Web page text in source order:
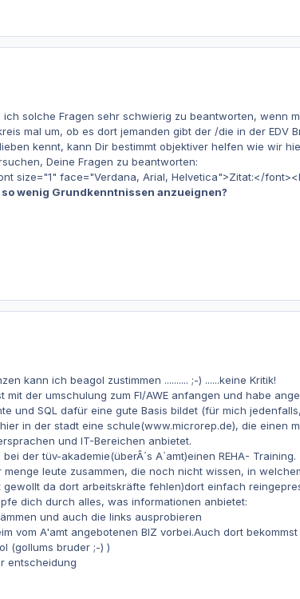
solche Fragen sehr schwierig zu beantworten, wenn
mal um, ob es dort jemanden gibt der /die in der
kennt, kann Dir bestimmt objektiver helfen wie wir
Deine Fragen zu beantworten:
size="1" face="Verdana, Arial, Helvetica">Zitat:</
wenig Grundkenntnissen anzueignen?
kann ich beagol zustimmen .......... ;-) ......keine Kritik!
mit der umschulung zum FI/AWE anfangen und habe
und SQL dafür eine gute Basis bildet (für mich
in der stadt eine schule(www.microrep.de), die einen
und IT-Bereichen anbietet.
der tüv-akademie(überÂ´s A`amt)einen REHA- Training.
menge leute zusammen, die noch nicht wissen, in
gewollt da dort arbeitskräfte fehlen)dort einfach
dich durch alles, was informationen anbietet:
und auch die links ausprobieren
vom A'amt angebotenen BIZ vorbei.Auch dort
(gollums bruder ;-) )
entscheidung